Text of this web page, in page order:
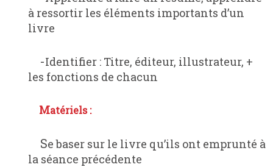
à ressortir les éléments importants d’un
livre
-Identifier : Titre, éditeur, illustrateur, +
les fonctions de chacun
Matériels :
Se baser sur le livre qu’ils ont emprunté à
la séance précédente